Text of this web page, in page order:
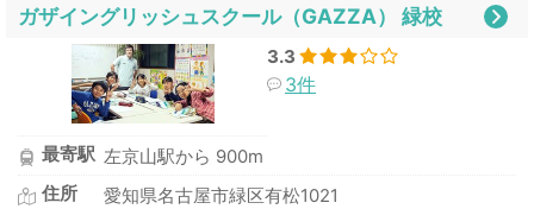
ガザイングリッシュスクール（GAZZA） 緑校
3.3
3件
最寄駅 左京山駅から 900m
住所
愛知県名古屋市緑区有松1021